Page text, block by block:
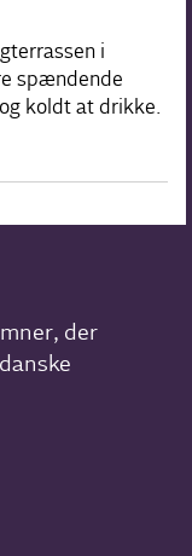
i
spændende
koldt at drikke.
der